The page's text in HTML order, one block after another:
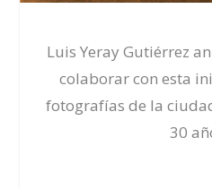
Luis Yeray Gutiérrez
colaborar con esta
fotografías de la
30